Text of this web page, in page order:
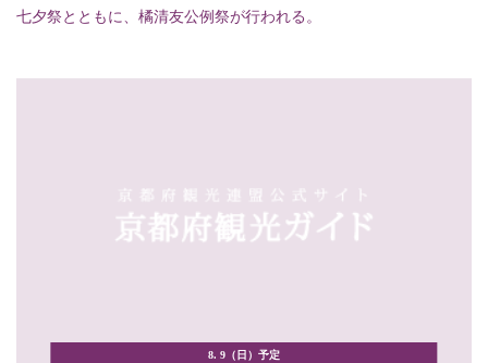
七夕祭とともに、橘清友公例祭が行われる。
8. 9（日）予定